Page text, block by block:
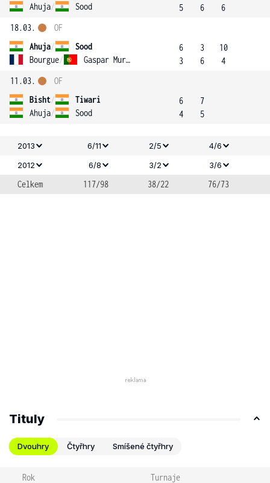
Ahuja/ Sood
5
6
6
18.03.
Ahuja/
Sood
Bourgue/ Gaspar Murta
OF
6
3
3
6
10
4
11.03.
Bisht/
Tiwari
Ahuja/ Sood
OF
6
4
7
5
2013 6/11 2/5
4/6
2012
6/8 3/2 3/6
Celkem 117/98 38/22 76/73
Tituly
Dvouhry Čtyřhry Smíšené čtyřhry
Rok Turnaje